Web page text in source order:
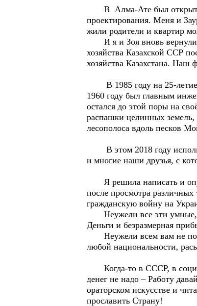
В Алма-Ате был открыт
проектирования. Меня и
жили родители и квартир
И я и Зоя вновь
хозяйства Казахской ССР
хозяйства Казахстана. Наш
В 1985 году на 25-летие
1960 году был главным
остался до этой поры на
распашки целинных земель,
лесополоса вдоль песков
В этом 2018 году
и многие наши друзья, с
Я решила написать и
после просмотра
гражданскую войну на
Неужели все эти умные,
Деньги и безразмерная
Неужели всем вам не
любой национальности,
Когда-то в СССР, в
денег не надо – Работу
ораторском искусстве и
прославить Страну!